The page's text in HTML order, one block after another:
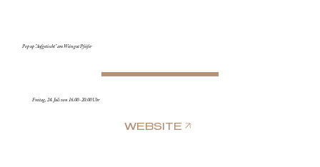
Pop up "Aufgetischt" am Weingut Pfeifer
Freitag, 24. Juli von 16.00 - 20.00 Uhr
WEBSITE